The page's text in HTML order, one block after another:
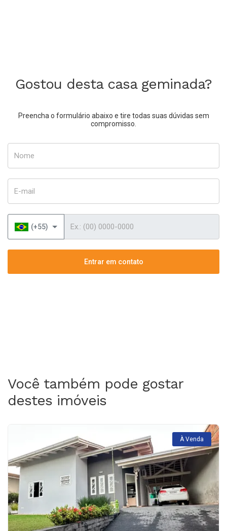
Gostou desta casa geminada?
Preencha o formulário abaixo e tire todas suas dúvidas sem
compromisso.
(+55)
Entrar em contato
Você também pode gostar
destes imóveis
À Venda